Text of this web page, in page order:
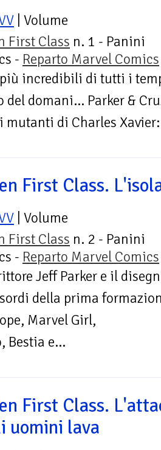
| Volume
First Class n. 1 - Panini
- Reparto Marvel Comics
incredibili di tutti i
del domani… Parker &
mutanti di Charles
First Class.
| Volume
First Class n. 2 - Panini
- Reparto Marvel Comics
Jeff Parker e il
della prima
Marvel Girl,
Bestia e...
First Class.
uomini lava